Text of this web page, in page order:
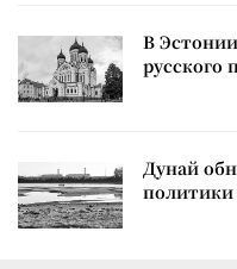
В
русского
Дунай